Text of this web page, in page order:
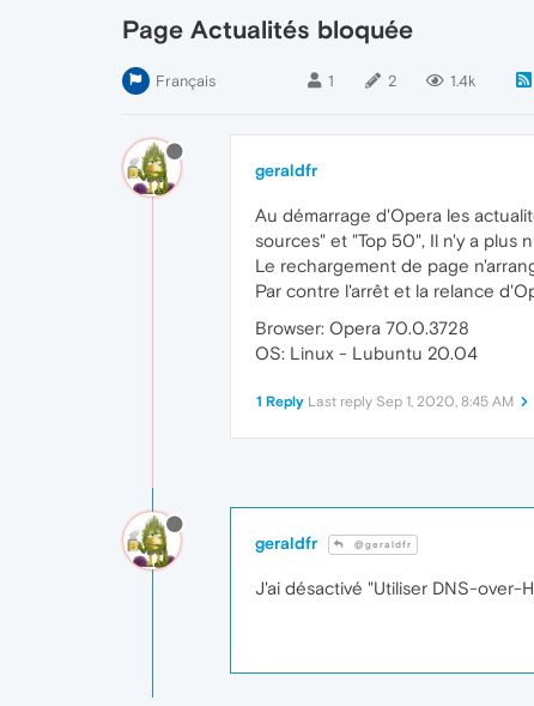
Page Actualités bloquée
Français 1 2 1.4k
geraldfr
Au démarrage d'Opera les
sources" et "Top 50", Il n'y a plus
Le rechargement de page
Par contre l'arrêt et la relance
Browser: Opera 70.0.3728
OS: Linux - Lubuntu 20.04
1 Reply Last reply Sep 1, 2020, 8:45 AM
geraldfr @geraldfr
J'ai désactivé "Utiliser DNS-over-